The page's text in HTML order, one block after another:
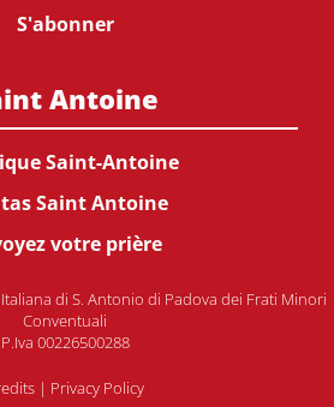
S'abonner
Antoine
Saint-Antoine
Saint Antoine
votre prière
di S. Antonio di Padova dei Frati Minori
Conventuali
P.Iva 00226500288
| Privacy Policy